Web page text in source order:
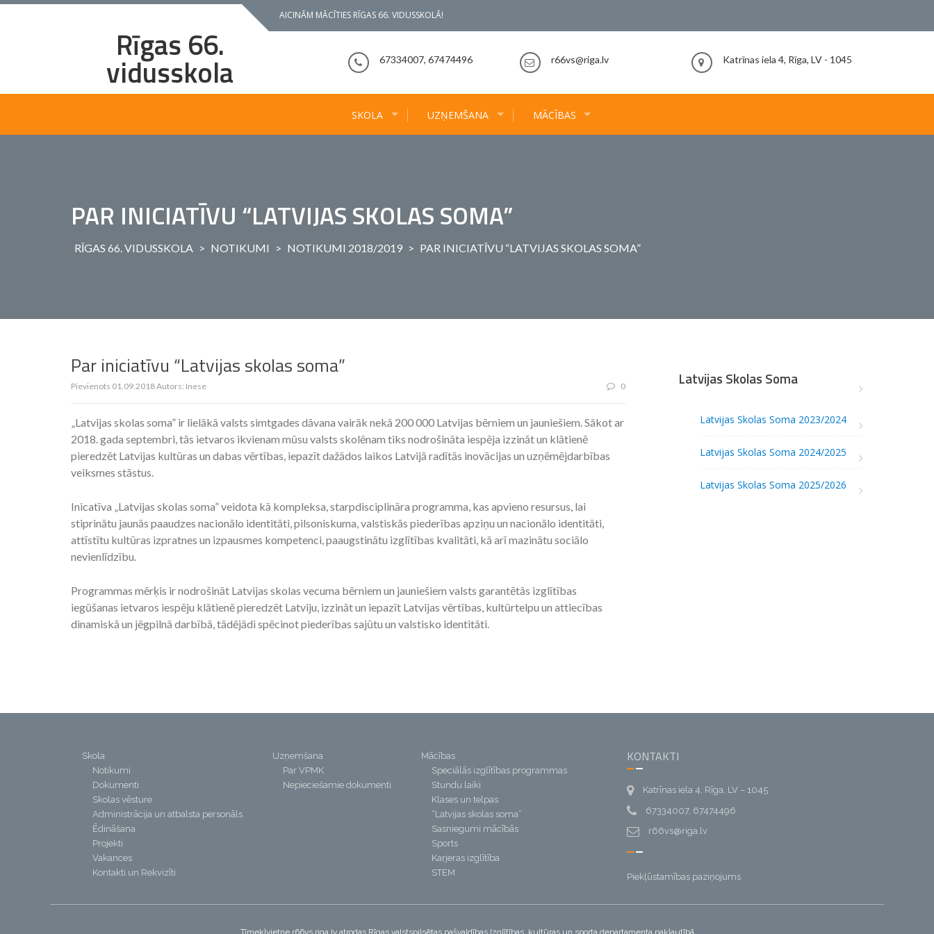
Skip
AICINĀM MĀCĪTIES RĪGAS 66. VIDUSSKOLĀ!
Rīgas 66.
vidusskola 67334007, 67474496 r66vs@riga.lv Katrīnas iela 4, Rīga, LV - 1045
SKOLA UZŅEMŠANA MĀCĪBAS
PAR INICIATĪVU “LATVIJAS SKOLAS SOMA”
RĪGAS 66. VIDUSSKOLA > NOTIKUMI > NOTIKUMI 2018/2019 > PAR INICIATĪVU “LATVIJAS SKOLAS SOMA”
Par iniciatīvu “Latvijas skolas soma”
Pievienots 01.09.2018Autors: Inese 0
„Latvijas skolas soma” ir lielākā valsts simtgades dāvana vairāk nekā 200 000 Latvijas bērniem un jauniešiem. Sākot ar
2018. gada septembri, tās ietvaros ikvienam mūsu valsts skolēnam tiks nodrošināta iespēja izzināt un klātienē
pieredzēt Latvijas kultūras un dabas vērtības, iepazīt dažādos laikos Latvijā radītās inovācijas un uzņēmējdarbības
veiksmes stāstus.
Inicatīva „Latvijas skolas soma” veidota kā kompleksa, starpdisciplināra programma, kas apvieno resursus, lai
stiprinātu jaunās paaudzes nacionālo identitāti, pilsoniskuma, valstiskās piederības apziņu un nacionālo identitāti,
attīstītu kultūras izpratnes un izpausmes kompetenci, paaugstinātu izglītības kvalitāti, kā arī mazinātu sociālo
nevienlīdzību.
Programmas mērķis ir nodrošināt Latvijas skolas vecuma bērniem un jauniešiem valsts garantētās izglītības
iegūšanas ietvaros iespēju klātienē pieredzēt Latviju, izzināt un iepazīt Latvijas vērtības, kultūrtelpu un attiecības
dinamiskā un jēgpilnā darbībā, tādējādi spēcinot piederības sajūtu un valstisko identitāti.
Latvijas Skolas Soma
Latvijas Skolas Soma 2023/2024
Latvijas Skolas Soma 2024/2025
Latvijas Skolas Soma 2025/2026
Skola
Notikumi
Dokumenti
Skolas vēsture
Administrācija un atbalsta personāls
Ēdināšana
Projekti
Vakances
Kontakti un Rekvizīti
Uzņemšana
Par VPMK
Nepieciešamie dokumenti
Mācības
Speciālās izglītības programmas
Stundu laiki
Klases un telpas
“Latvijas skolas soma”
Sasniegumi mācībās
Sports
Karjeras izglītība
STEM
KONTAKTI
Katrīnas iela 4, Rīga, LV – 1045
67334007, 67474496
r66vs@riga.lv
Piekļūstamības paziņojums
Tīmekļvietne r66vs.riga.lv atrodas Rīgas valstspilsētas pašvaldības Izglītības, kultūras un sporta departamenta pakļautībā